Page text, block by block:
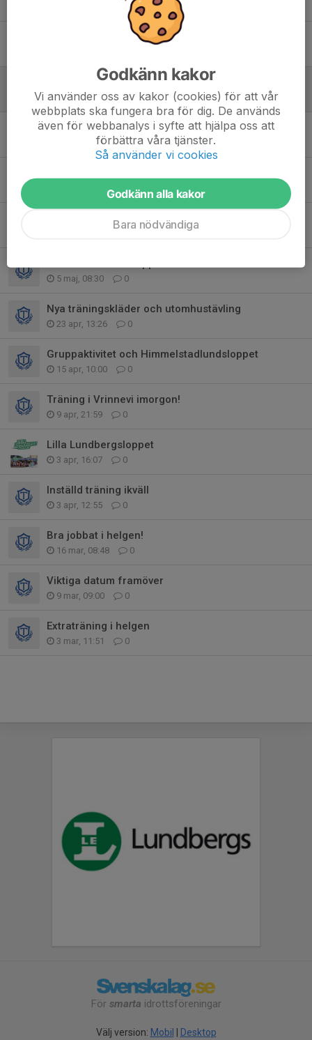
0
Söderköpingsloppet ikväll
Viktiga datum framåt
5 jun, 10:21 0
Funktionärsuppdrag på söndag
2 jun, 20:38 0
0
Tjalvespelen 7 juni
5 maj, 08:30 0
Nya träningskläder och utomhustävling
23 apr, 13:26 0
Gruppaktivitet och Himmelstadlundsloppet
15 apr, 10:00 0
Träning i Vrinnevi imorgon!
9 apr, 21:59 0
Lilla Lundbergsloppet
3 apr, 16:07 0
Inställd träning ikväll
3 apr, 12:55 0
Bra jobbat i helgen!
16 mar, 08:48 0
Viktiga datum framöver
9 mar, 09:00 0
Extraträning i helgen
3 mar, 11:51 0
För smarta idrottsföreningar
Välj version: Mobil | Desktop
Godkänn kakor
Vi använder oss av kakor (cookies) för att vår
webbplats ska fungera bra för dig. De används
även för webbanalys i syfte att hjälpa oss att
förbättra våra tjänster.
Så använder vi cookies
Godkänn alla kakor
Bara nödvändiga